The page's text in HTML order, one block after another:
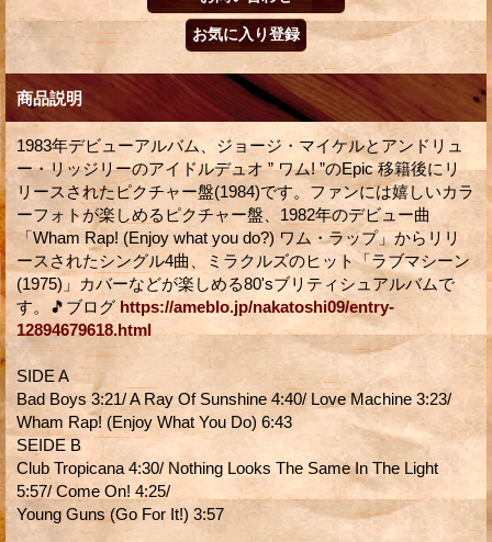
商品説明
1983年デビューアルバム、ジョージ・マイケルとアンドリュ
ー・リッジリーのアイドルデュオ ” ワム! ”のEpic 移籍後にリ
リースされたピクチャー盤(1984)です。ファンには嬉しいカラ
ーフォトが楽しめるピクチャー盤、1982年のデビュー曲
「Wham Rap! (Enjoy what you do?) ワム・ラップ」からリリ
ースされたシングル4曲、ミラクルズのヒット「ラブマシーン
(1975)」カバーなどが楽しめる80'sブリティシュアルバムで
す。🎵ブログ https://ameblo.jp/nakatoshi09/entry-
12894679618.html
SIDE A
Bad Boys 3:21/ A Ray Of Sunshine 4:40/ Love Machine 3:23/
Wham Rap! (Enjoy What You Do) 6:43
SEIDE B
Club Tropicana 4:30/ Nothing Looks The Same In The Light
5:57/ Come On! 4:25/
Young Guns (Go For It!) 3:57